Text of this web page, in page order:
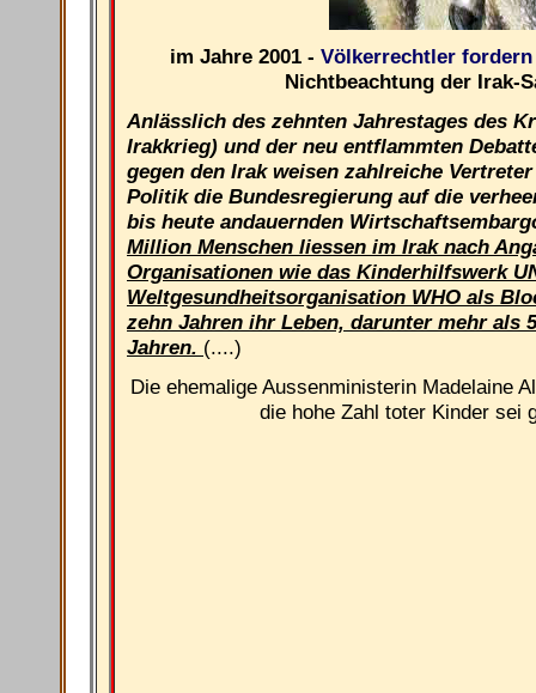
im Jahre 2001 - Völkerrechtler
Nichtbeachtung der Irak-
Anlässlich des zehnten Jahrestages des
Irakkrieg) und der neu entflammten
gegen den Irak weisen zahlreiche
Politik die Bundesregierung auf die
bis heute andauernden
Million Menschen liessen im Irak nach
Organisationen wie das Kinderhilfswerk
Weltgesundheitsorganisation WHO als
zehn Jahren ihr Leben, darunter mehr als
Jahren. (....)
Die ehemalige Aussenministerin Madelaine
die hohe Zahl toter Kinder sei